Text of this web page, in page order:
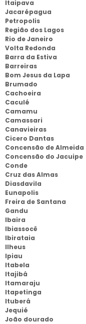
Itaipava
Jacarépagua
Petropolis
Região dos Lagos
Rio de Janeiro
Volta Redonda
Barra da Estiva
Barreiras
Bom Jesus da Lapa
Brumado
Cachoeira
Caculé
Camamu
Camassari
Canavieiras
Cicero Dantas
Concensão de Almeida
Concensão do Jacuipe
Conde
Cruz das Almas
Diasdavila
Eunapolis
Freira de Santana
Gandu
Ibaira
Ibiassocê
Ibirataia
Ilheus
Ipiau
Itabela
Itajibá
Itamaraju
Itapetinga
Ituberá
Jequié
João dourado